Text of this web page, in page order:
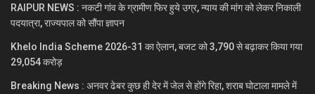
RAIPUR NEWS : नकटी गांव के ग्रामीण फिर हुये उग्र, न्याय की मांग को लेकर निकाली
पदयात्रा, राज्यपाल को सौंपा ज्ञापन
Khelo India Scheme 2026-31 का ऐलान, बजट को 3,790 से बढ़ाकर किया गया
29,054 करोड़
Breaking News : अनवर ढेबर कुछ ही देर में जेल से होंगे रिहा, शराब घोटाला मामले में